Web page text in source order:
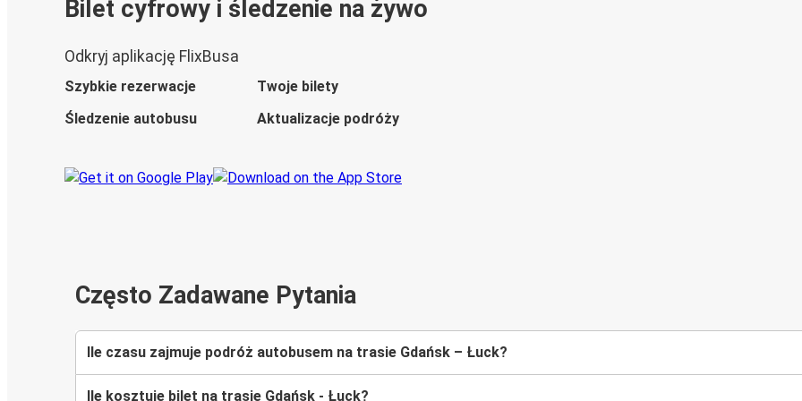
Bilet cyfrowy i śledzenie na żywo
Odkryj aplikację FlixBusa
Szybkie rezerwacje
Twoje bilety
Śledzenie autobusu
Aktualizacje podróży
Często Zadawane Pytania
Ile czasu zajmuje podróż autobusem na trasie Gdańsk – Łuck?
Ile kosztuje bilet na trasie Gdańsk - Łuck?